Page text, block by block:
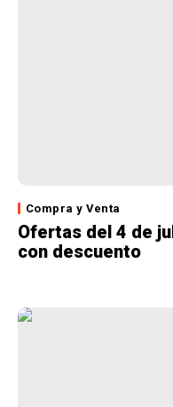
Compra y Venta
Ofertas del 4 de
con descuento